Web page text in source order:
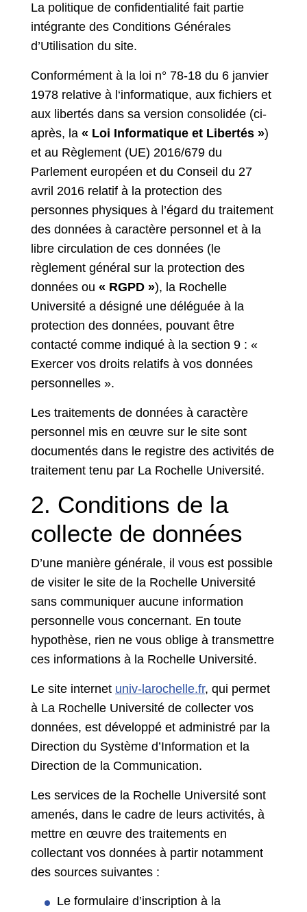
La politique de confidentialité fait partie
intégrante des Conditions Générales
d’Utilisation du site.
Conformément à la loi n° 78-18 du 6 janvier
1978 relative à l‘informatique, aux fichiers et
aux libertés dans sa version consolidée (ci-
après, la « Loi Informatique et Libertés »)
et au Règlement (UE) 2016/679 du
Parlement européen et du Conseil du 27
avril 2016 relatif à la protection des
personnes physiques à l’égard du traitement
des données à caractère personnel et à la
libre circulation de ces données (le
règlement général sur la protection des
données ou « RGPD »), la Rochelle
Université a désigné une déléguée à la
protection des données, pouvant être
contacté comme indiqué à la section 9 : «
Exercer vos droits relatifs à vos données
personnelles ».
Les traitements de données à caractère
personnel mis en œuvre sur le site sont
documentés dans le registre des activités de
traitement tenu par La Rochelle Université.
2. Conditions de la
collecte de données
D’une manière générale, il vous est possible
de visiter le site de la Rochelle Université
sans communiquer aucune information
personnelle vous concernant. En toute
hypothèse, rien ne vous oblige à transmettre
ces informations à la Rochelle Université.
Le site internet univ-larochelle.fr, qui permet
à La Rochelle Université de collecter vos
données, est développé et administré par la
Direction du Système d’Information et la
Direction de la Communication.
Les services de la Rochelle Université sont
amenés, dans le cadre de leurs activités, à
mettre en œuvre des traitements en
collectant vos données à partir notamment
des sources suivantes :
Le formulaire d’inscription à la